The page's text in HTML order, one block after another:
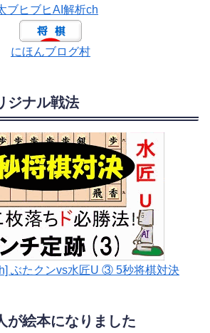
ブヒブヒAI解析ch
にほんブログ村
ジナル戦法
ぶたクンvs水匠U ③ 5秒将棋対決
が絵本になりました